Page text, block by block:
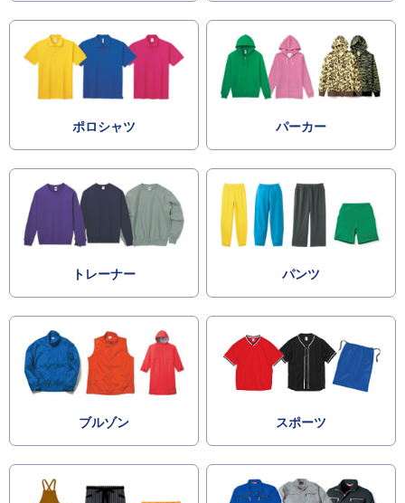
ポロシャツ パーカー
トレーナー パンツ
ブルゾン スポーツ